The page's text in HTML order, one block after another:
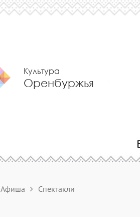
Культура
Оренбуржья
Афиша Спектакли